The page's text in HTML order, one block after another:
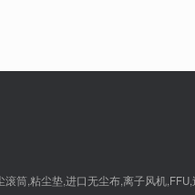
筒,粘尘垫,进口无尘布,离子风机